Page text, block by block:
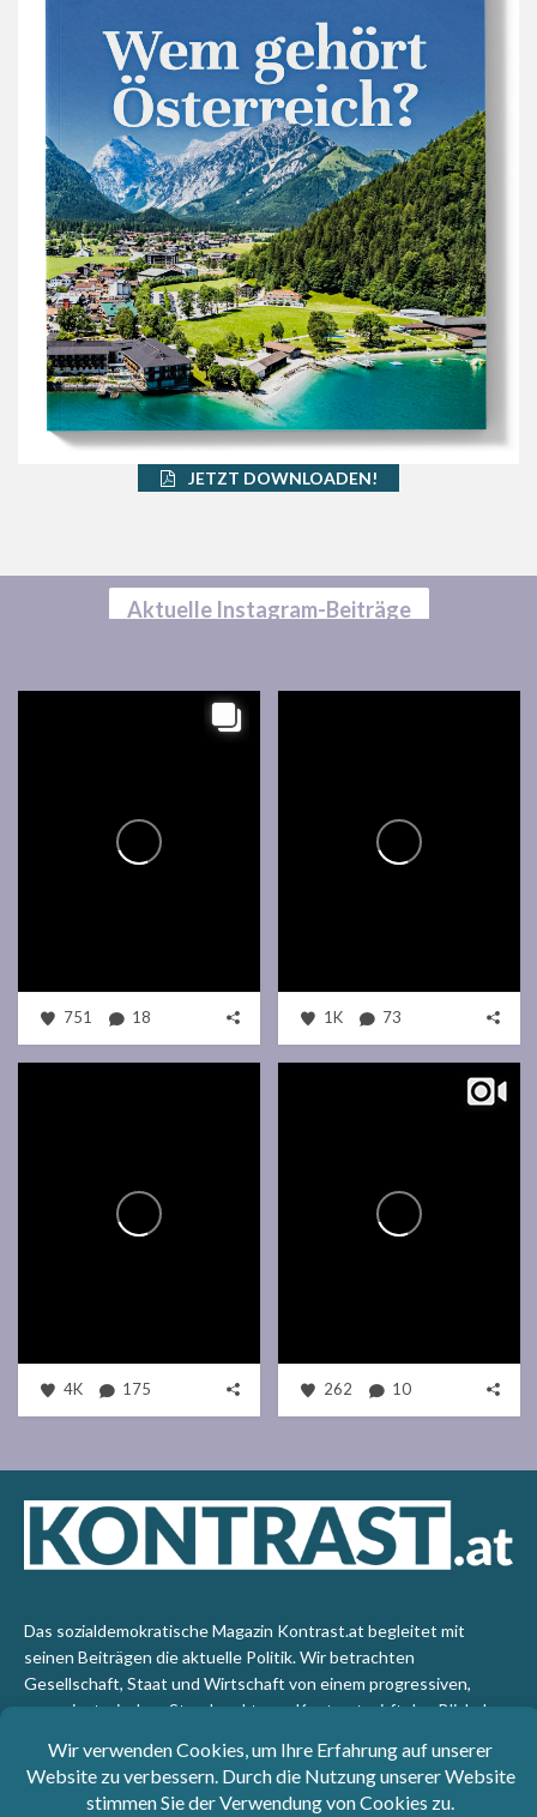
JETZT DOWNLOADEN!
Aktuelle Instagram-Beiträge
751 18 1K 73
4K 175 262 10
Das sozialdemokratische Magazin Kontrast.at begleitet mit
seinen Beiträgen die aktuelle Politik. Wir betrachten
Gesellschaft, Staat und Wirtschaft von einem progressiven,
emanzipatorischen Standpunkt aus. Kontrast wirft den Blick der
Impressum: SPÖ-Klub - 1017 Wien - Telefon: +43 1 40110-